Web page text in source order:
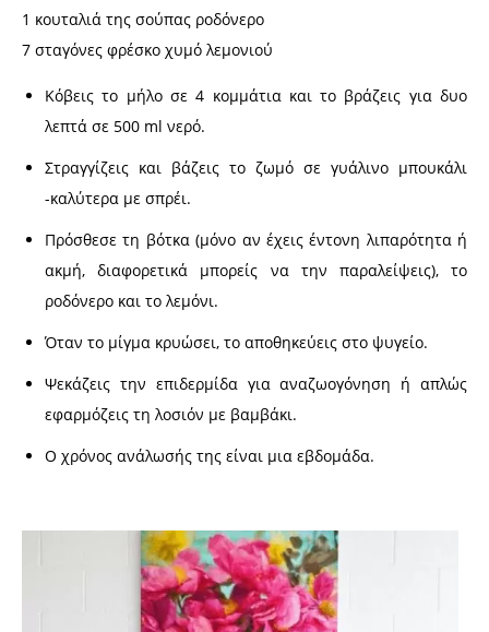
1 κουταλιά της σούπας ροδόνερο
7 σταγόνες φρέσκο χυμό λεμονιού
Κόβεις το μήλο σε 4 κομμάτια και το βράζεις για δυο
λεπτά σε 500 ml νερό.
Στραγγίζεις και βάζεις το ζωμό σε γυάλινο μπουκάλι
-καλύτερα με σπρέι.
Πρόσθεσε τη βότκα (μόνο αν έχεις έντονη λιπαρότητα ή
ακμή, διαφορετικά μπορείς να την παραλείψεις), το
ροδόνερο και το λεμόνι.
Όταν το μίγμα κρυώσει, το αποθηκεύεις στο ψυγείο.
Ψεκάζεις την επιδερμίδα για αναζωογόνηση ή απλώς
εφαρμόζεις τη λοσιόν με βαμβάκι.
Ο χρόνος ανάλωσής της είναι μια εβδομάδα.